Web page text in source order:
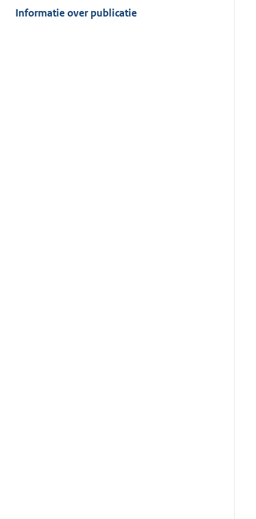
van:
Informatie over publicatie